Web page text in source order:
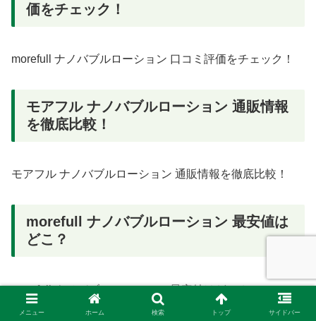
価をチェック！
morefull ナノバブルローション 口コミ評価をチェック！
モアフル ナノバブルローション 通販情報
を徹底比較！
モアフル ナノバブルローション 通販情報を徹底比較！
morefull ナノバブルローション 最安値は
どこ？
morefull ナノバブルローション 最安値はどこ？
メニュー ホーム 検索 トップ サイドバー